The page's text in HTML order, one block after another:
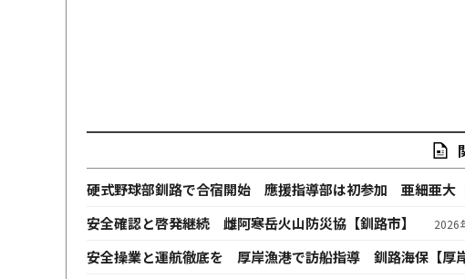
硬式野球部釧路で合宿開始 應援指導部は初参加 亜細亜大【
安全確認と啓発継続 雌阿寒岳火山防災協【釧路市】 2026
安全操業と運航徹底を 厚岸漁港で訪船指導 釧路海保【厚岸